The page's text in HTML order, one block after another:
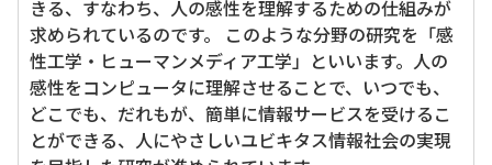
きる、すなわち、人の感性を理解するための仕組みが
求められているのです。 このような分野の研究を「感
性工学・ヒューマンメディア工学」といいます。人の
感性をコンピュータに理解させることで、いつでも、
どこでも、だれもが、簡単に情報サービスを受けるこ
とができる、人にやさしいユビキタス情報社会の実現